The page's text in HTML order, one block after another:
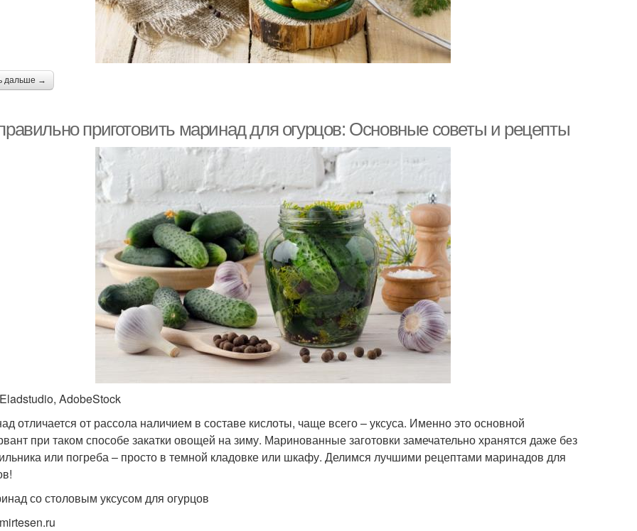
дальше →
приготовить маринад для огурцов: Основные советы и рецепты
AdobeStock
отличается от рассола наличием в составе кислоты, чаще всего – уксуса. Именно это основной
при таком способе закатки овощей на зиму. Маринованные заготовки замечательно хранятся даже без
или погреба – просто в темной кладовке или шкафу. Делимся лучшими рецептами маринадов для
со столовым уксусом для огурцов